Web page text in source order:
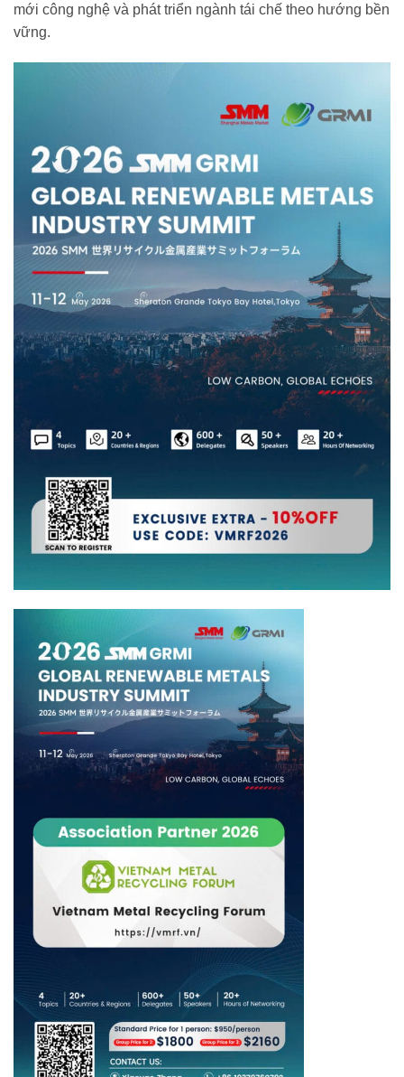
mới công nghệ và phát triển ngành tái chế theo hướng bền
vững.